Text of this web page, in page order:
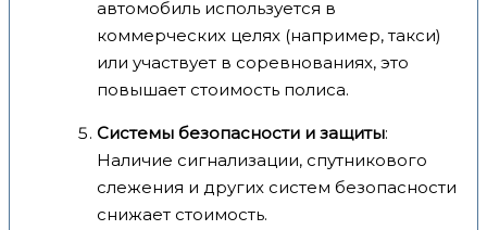
автомобиль используется в
коммерческих целях (например, такси)
или участвует в соревнованиях, это
повышает стоимость полиса.
Системы безопасности и защиты:
Наличие сигнализации, спутникового
слежения и других систем безопасности
снижает стоимость.